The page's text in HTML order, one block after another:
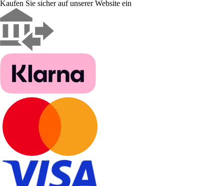
Kaufen Sie sicher auf unserer Website ein